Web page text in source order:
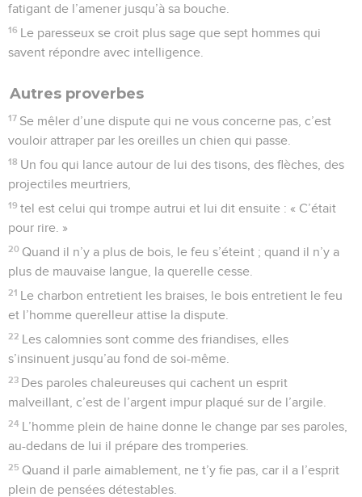
fatigant de l’amener jusqu’à sa bouche.
16 Le paresseux se croit plus sage que sept hommes qui
savent répondre avec intelligence.
Autres proverbes
17 Se mêler d’une dispute qui ne vous concerne pas, c’est
vouloir attraper par les oreilles un chien qui passe.
18 Un fou qui lance autour de lui des tisons, des flèches, des
projectiles meurtriers,
19 tel est celui qui trompe autrui et lui dit ensuite : « C’était
pour rire. »
20 Quand il n’y a plus de bois, le feu s’éteint ; quand il n’y a
plus de mauvaise langue, la querelle cesse.
21 Le charbon entretient les braises, le bois entretient le feu
et l’homme querelleur attise la dispute.
22 Les calomnies sont comme des friandises, elles
s’insinuent jusqu’au fond de soi-même.
23 Des paroles chaleureuses qui cachent un esprit
malveillant, c’est de l’argent impur plaqué sur de l’argile.
24 L’homme plein de haine donne le change par ses paroles,
au-dedans de lui il prépare des tromperies.
25 Quand il parle aimablement, ne t’y fie pas, car il a l’esprit
plein de pensées détestables.